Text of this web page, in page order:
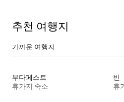
추천 여행지
가까운 여행지
부다페스트
휴가지 숙소
빈
휴